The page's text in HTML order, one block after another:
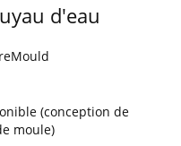
d'eau
(conception de
moule)